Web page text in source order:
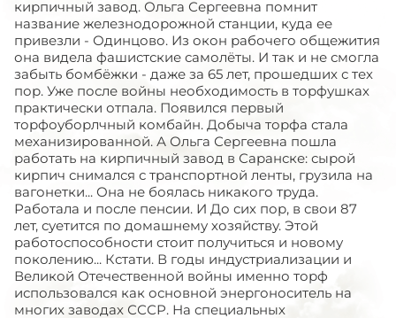
кирпичный завод. Ольга Сергеевна помнит
название железнодорожной станции, куда ее
привезли - Одинцово. Из окон рабочего общежития
она видела фашистские самолёты. И так и не смогла
забыть бомбёжки - даже за 65 лет, прошедших с тех
пор. Уже после войны необходимость в торфушках
практически отпала. Появился первый
торфоуборлчный комбайн. Добыча торфа стала
механизированной. А Ольга Сергеевна пошла
работать на кирпичный завод в Саранске: сырой
кирпич снимался с транспортной ленты, грузила на
вагонетки... Она не боялась никакого труда.
Работала и после пенсии. И До сих пор, в свои 87
лет, суетится по домашнему хозяйству. Этой
работоспособности стоит получиться и новому
поколению... Кстати. В годы индустриализации и
Великой Отечественной войны именно торф
использовался как основной энергоноситель на
многих заводах СССР. На специальных